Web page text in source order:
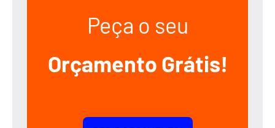
Peça o seu
Orçamento Grátis!